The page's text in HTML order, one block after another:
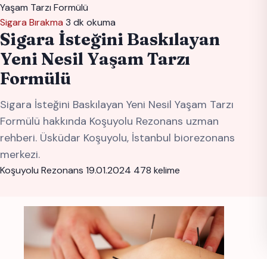
Yaşam Tarzı Formülü
Sigara Bırakma 3 dk okuma
Sigara İsteğini Baskılayan
Yeni Nesil Yaşam Tarzı
Formülü
Sigara İsteğini Baskılayan Yeni Nesil Yaşam Tarzı
Formülü hakkında Koşuyolu Rezonans uzman
rehberi. Üsküdar Koşuyolu, İstanbul biorezonans
merkezi.
Koşuyolu Rezonans 19.01.2024 478 kelime